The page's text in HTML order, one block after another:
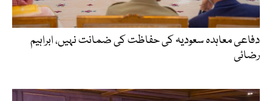
دفاعی معاہدہ سعودیہ کی حفاظت کی ضمانت نہیں، ابراہیم
رضائی